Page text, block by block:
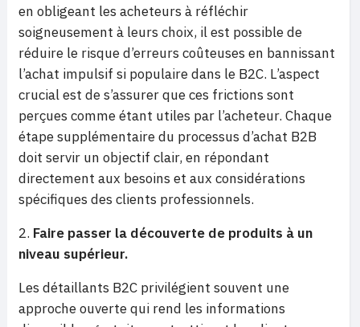
en obligeant les acheteurs à réfléchir
soigneusement à leurs choix, il est possible de
réduire le risque d’erreurs coûteuses en bannissant
l’achat impulsif si populaire dans le B2C. L’aspect
crucial est de s’assurer que ces frictions sont
perçues comme étant utiles par l’acheteur. Chaque
étape supplémentaire du processus d’achat B2B
doit servir un objectif clair, en répondant
directement aux besoins et aux considérations
spécifiques des clients professionnels.
Faire passer la découverte de produits à un
niveau supérieur.
Les détaillants B2C privilégient souvent une
approche ouverte qui rend les informations